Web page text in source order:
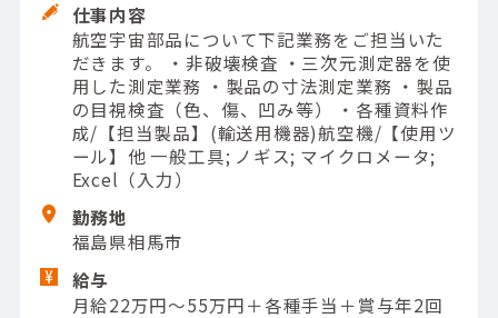
仕事内容
航空宇宙部品について下記業務をご担当いた
だきます。 ・非破壊検査 ・三次元測定器を使
用した測定業務 ・製品の寸法測定業務 ・製品
の目視検査（色、傷、凹み等） ・各種資料作
成/【担当製品】(輸送用機器)航空機/【使用ツ
ール】他 一般工具; ノギス; マイクロメータ;
Excel（入力）
勤務地
福島県相馬市
給与
月給22万円～55万円＋各種手当＋賞与年2回